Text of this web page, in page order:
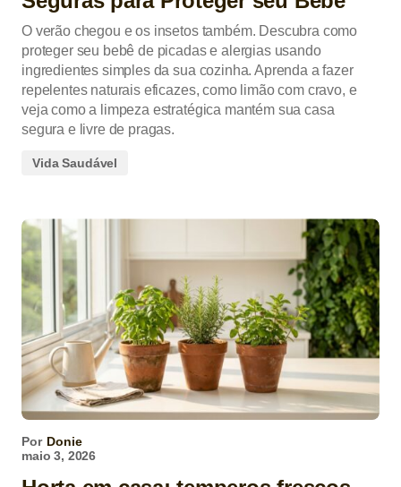
O verão chegou e os insetos também. Descubra como
proteger seu bebê de picadas e alergias usando
ingredientes simples da sua cozinha. Aprenda a fazer
repelentes naturais eficazes, como limão com cravo, e
veja como a limpeza estratégica mantém sua casa
segura e livre de pragas.
Vida Saudável
Por Donie
maio 3, 2026